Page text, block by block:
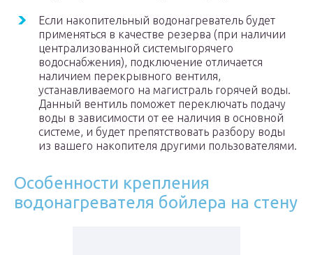
Если накопительный водонагреватель будет
применяться в качестве резерва (при наличии
централизованной системыгорячего
водоснабжения), подключение отличается
наличием перекрывного вентиля,
устанавливаемого на магистраль горячей воды.
Данный вентиль поможет переключать подачу
воды в зависимости от ее наличия в основной
системе, и будет препятствовать разбору воды
из вашего накопителя другими пользователями.
Особенности крепления
водонагревателя бойлера на стену